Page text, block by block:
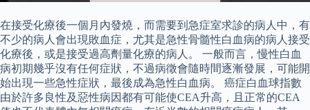
在接受化療後一個月內發燒，而需要到急症室求診的病人中，有
不少的病人會出現敗血症，尤其是急性骨髓性白血病的病人接受
化療後，或是接受過高劑量化療的病人。 一般而言，慢性白血
病初期幾乎沒有任何症狀，不過病徵會隨時間逐漸發展，可能開
始出現一些急性症狀，最後成為急性白血病。 癌症白血球指數
由於許多良性及惡性病因都有可能使CEA升高，且正常的CEA